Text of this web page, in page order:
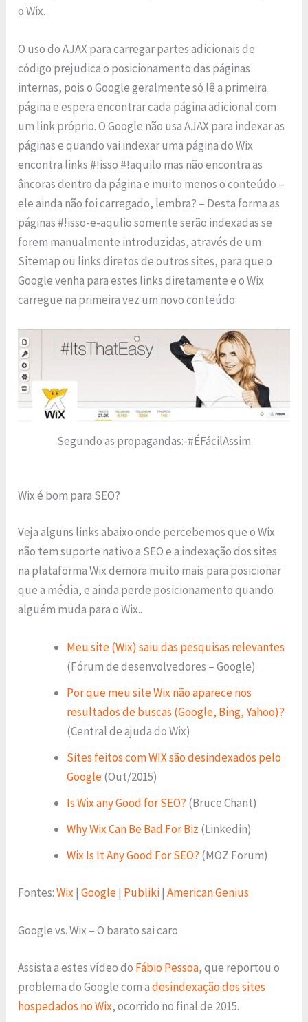
o Wix.
O uso do AJAX para carregar partes adicionais de
código prejudica o posicionamento das páginas
internas, pois o Google geralmente só lê a primeira
página e espera encontrar cada página adicional com
um link próprio. O Google não usa AJAX para indexar as
páginas e quando vai indexar uma página do Wix
encontra links #!isso #!aquilo mas não encontra as
âncoras dentro da página e muito menos o conteúdo –
ele ainda não foi carregado, lembra? – Desta forma as
páginas #!isso-e-aqulio somente serão indexadas se
forem manualmente introduzidas, através de um
Sitemap ou links diretos de outros sites, para que o
Google venha para estes links diretamente e o Wix
carregue na primeira vez um novo conteúdo.
Segundo as propagandas:-#ÉFácilAssim
Wix é bom para SEO?
Veja alguns links abaixo onde percebemos que o Wix
não tem suporte nativo a SEO e a indexação dos sites
na plataforma Wix demora muito mais para posicionar
que a média, e ainda perde posicionamento quando
alguém muda para o Wix..
Meu site (Wix) saiu das pesquisas relevantes
(Fórum de desenvolvedores – Google)
Por que meu site Wix não aparece nos
resultados de buscas (Google, Bing, Yahoo)?
(Central de ajuda do Wix)
Sites feitos com WIX são desindexados pelo
Google(Out/2015)
Is Wix any Good for SEO? (Bruce Chant)
Why Wix Can Be Bad For Biz (Linkedin)
Wix Is It Any Good For SEO? (MOZ Forum)
Fontes:Wix|Google| Publiki|American Genius
Google vs. Wix – O barato sai caro
Assista a estes vídeo do Fábio Pessoa, que reportou o
problema do Google com adesindexação dos sites
hospedados no Wix, ocorrido no final de 2015.